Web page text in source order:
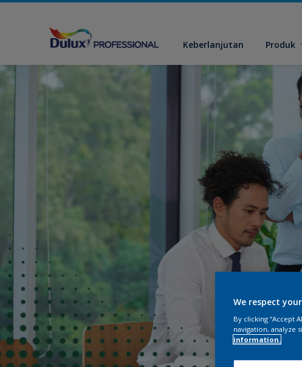
Keberlanjutan Produk
We respect
By clicking “Accept
navigation, analyze
information.